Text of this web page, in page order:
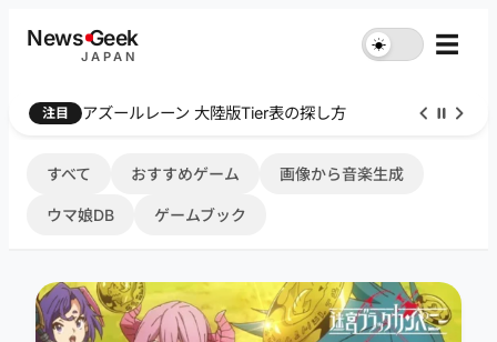
NewsGeek
JAPAN
☀︎ ☰
注目 Farthest Frontier 序盤攻略
すべて おすすめゲーム 画像から音楽生成
ウマ娘DB ゲームブック